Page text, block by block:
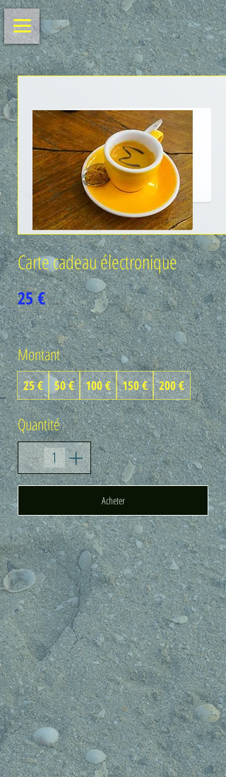
Carte cadeau électronique
25 €
Montant
25 € 50 € 100 € 150 € 200 €
Quantité
Acheter